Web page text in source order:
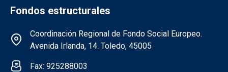
Fondos estructurales
Información de la institución FSE
Coordinación Regional de Fondo Social Europeo.
Avenida Irlanda, 14. Toledo, 45005
Fax: 925288003